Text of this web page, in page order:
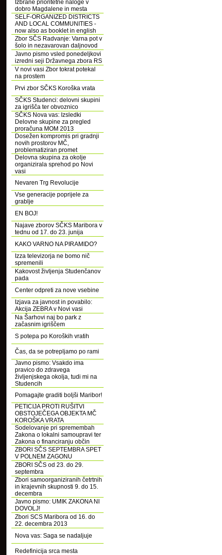
Izbrane prioritetne naloge v
dobro Magdalene in mesta
SELF-ORGANIZED DISTRICTS
AND LOCAL COMMUNITIES -
now also as booklet in english
Zbor SČS Radvanje: Varna pot v
šolo in nezavarovan daljnovod
Javno pismo vsled ponedeljkovi
izredni seji Državnega zbora RS
V novi vasi Zbor tokrat potekal
na prostem
Prvi zbor SČKS Koroška vrata
SČKS Studenci: delovni skupini
za igrišča ter obvoznico
SČKS Nova vas: Izsledki
Delovne skupine za pregled
proračuna MOM 2013
Dosežen kompromis pri gradnji
novih prostorov MČ,
problematiziran promet
Delovna skupina za okolje
organizirala sprehod po Novi
vasi
Nevaren Trg Revolucije
Vse generacije poprijele za
grablje
EN BOJ!
Najave zborov SČKS Maribora v
tednu od 17. do 23. junija
KAKO VARNO NA PIRAMIDO?
Izza televizorja ne bomo nič
spremenili
Kakovost življenja Studenčanov
pada
Center odpreti za nove vsebine
Izjava za javnost in povabilo:
Akcija ZEBRA v Novi vasi
Na Šarhovi naj bo park z
začasnim igriščem
S potepa po Koroških vratih
Čas, da se potrepljamo po rami
Javno pismo: Vsakdo ima
pravico do zdravega
življenjskega okolja, tudi mi na
Studencih
Pomagajte graditi boljši Maribor!
PETICIJA PROTI RUŠITVI
OBSTOJEČEGA OBJEKTA MČ
KOROŠKA VRATA
Sodelovanje pri spremembah
Zakona o lokalni samoupravi ter
Zakona o financiranju občin
ZBORI SČS SEPTEMBRA SPET
V POLNEM ZAGONU
ZBORI SČS od 23. do 29.
septembra
Zbori samoorganiziranih četrtnih
in krajevnih skupnosti 9. do 15.
decembra
Javno pismo: UMIK ZAKONA NI
DOVOLJ!
Zbori SCS Maribora od 16. do
22. decembra 2013
Nova vas: Saga se nadaljuje
Redefinicija srca mesta